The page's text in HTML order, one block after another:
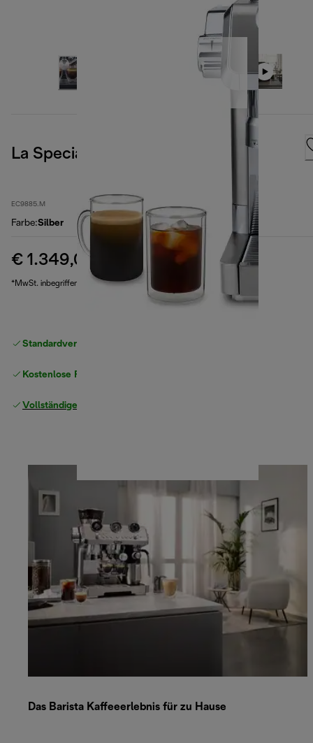
La Specialista Maestro, Metal
EC9885.M
Farbe:Silber
€ 1.349,00 Originalpreis € 1.599,00
(-16 %)
*MwSt. inbegriffen
Standardversand kostenlos
Kostenlose Rücksendungen
Vollständige Herstellergarantie
Das Barista Kaffeeerlebnis für zu Hause